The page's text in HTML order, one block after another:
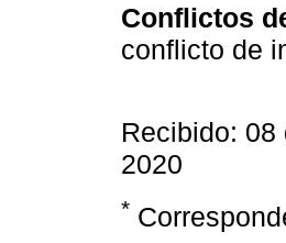
Conflictos
conflicto de
Recibido: 08
2020
*